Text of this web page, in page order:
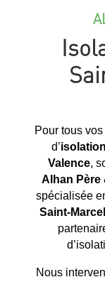
Pour tous
d’
Valence,
Alhan Père
spécialisée
Saint-
Nous